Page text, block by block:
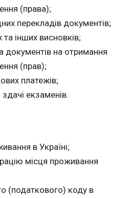
(права);
перекладів документів;
інших висновків;
документів на отримання
(прав);
платежів;
екзаменів.
в Україні;
місця проживання
(податкового) коду в